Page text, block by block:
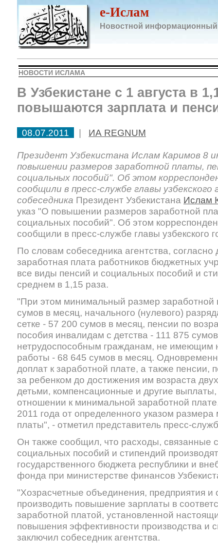
e-Ислам
Новостной информационный
НОВОСТИ ИСЛАМА
В Узбекистане с 1 августа в
повышаются зарплата и
08.07.2011 | ИА REGNUM
Президент Узбекистана Ислам Каримов 8
повышении размеров заработной платы,
социальных пособий". Об этом
сообщили в пресс-службе главы
собеседника Президент Узбекистана Ислам
указ "О повышении размеров заработной
социальных пособий". Об этом
сообщили в пресс-службе главы узбекского
По словам собеседника агентства, согласно
заработная плата работников бюджетных
все виды пенсий и социальных пособий и
среднем в 1,15 раза.
"При этом минимальный размер заработной
сумов в месяц, начального (нулевого)
сетке - 57 200 сумов в месяц, пенсии по
пособия инвалидам с детства - 111 875
нетрудоспособным гражданам, не имеющим
работы - 68 645 сумов в месяц.
доплат к заработной плате, а также пенсии,
за ребенком до достижения им возраста
детьми, компенсационные и другие
отношении к минимальной заработной
2011 года от определенного указом
платы", - отметил представитель пресс-
Он также сообщил, что расходы, связанные
социальных пособий и стипендий
государственного бюджета республики и
фонда при министерстве финансов
"Хозрасчетные объединения, предприятия и
производить повышение зарплаты в
заработной платой, установленной
повышения эффективности производства и
заключил собеседник агентства.